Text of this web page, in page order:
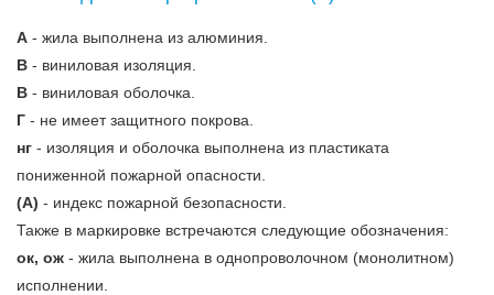
А - жила выполнена из алюминия.
В - виниловая изоляция.
В - виниловая оболочка.
Г - не имеет защитного покрова.
нг - изоляция и оболочка выполнена из пластиката
пониженной пожарной опасности.
(А) - индекс пожарной безопасности.
Также в маркировке встречаются следующие обозначения:
ок, ож - жила выполнена в однопроволочном (монолитном)
исполнении.